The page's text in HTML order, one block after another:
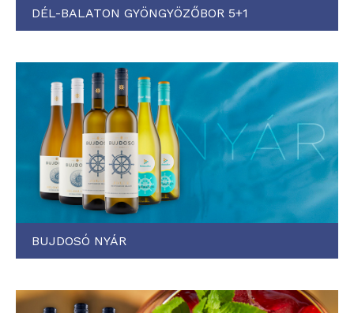
DÉL-BALATON GYÖNGYÖZŐBOR 5+1
BUJDOSÓ NYÁR